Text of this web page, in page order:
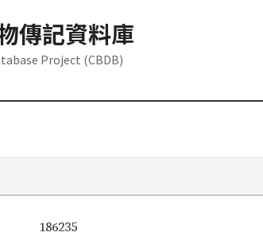
傳記資料庫
Project (CBDB)
186235